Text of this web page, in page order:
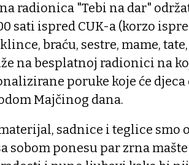
radionica "Tebi na dar"
sati ispred CUK-a (korzo
braću, sestre, mame,
na besplatnoj radionici na
poruke koje će
Majčinog dana.
sadnice i teglice smo
sobom ponesu par zrna